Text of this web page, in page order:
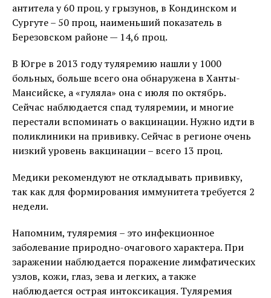
антитела у 60 проц. у грызунов, в Кондинском и
Сургуте – 50 проц, наименьший показатель в
Березовском районе — 14,6 проц.
В Югре в 2013 году туляремию нашли у 1000
больных, больше всего она обнаружена в Ханты-
Мансийске, а «гуляла» она с июля по октябрь.
Сейчас наблюдается спад туляремии, и многие
перестали вспоминать о вакцинации. Нужно идти в
поликлиники на прививку. Сейчас в регионе очень
низкий уровень вакцинации – всего 13 проц.
Медики рекомендуют не откладывать прививку,
так как для формирования иммунитета требуется 2
недели.
Напомним, туляремия – это инфекционное
заболевание природно-очагового характера. При
заражении наблюдается поражение лимфатических
узлов, кожи, глаз, зева и легких, а также
наблюдается острая интоксикация. Туляремия